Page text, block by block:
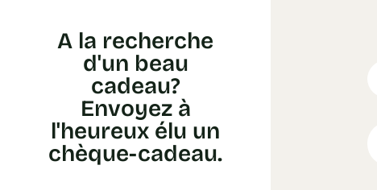
A la recherche
d'un beau
cadeau?
Envoyez à
l'heureux élu un
chèque-cadeau.